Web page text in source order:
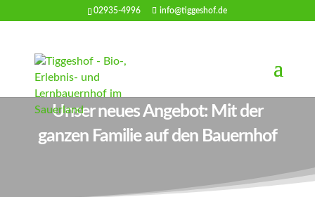
02935-4996 info@tiggeshof.de
Unser neues Angebot: Mit der
ganzen Familie auf den Bauernhof